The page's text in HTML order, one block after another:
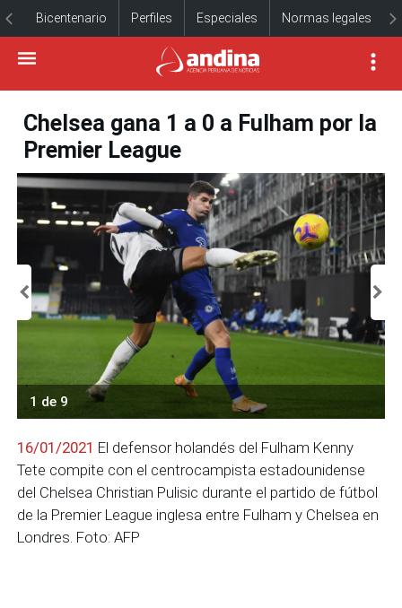
Bicentenario Perfiles Especiales Normas legales
Chelsea gana 1 a 0 a Fulham por la
Premier League
1 de 9
16/01/2021 El defensor holandés del Fulham Kenny
Tete compite con el centrocampista estadounidense
del Chelsea Christian Pulisic durante el partido de fútbol
de la Premier League inglesa entre Fulham y Chelsea en
Londres. Foto: AFP